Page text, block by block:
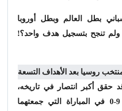
بطل العالم وبطل أوروبا
“9 أهداف ولم تنجح بتسجيل هدف واحد؟!
حقق أكبر انتصار في تاريخه،
بفوزه على سان مارينو 9-0 في المباراة التي جمعتهما